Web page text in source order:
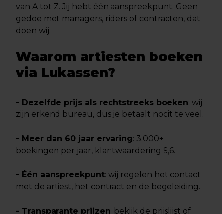
van A tot Z. Jij hebt één aanspreekpunt. Geen
gedoe met managers, riders of contracten, dat
doen wij.
Waarom artiesten boeken
via Lukassen?
- Dezelfde prijs als rechtstreeks boeken: wij
zijn erkend bureau, dus je betaalt nooit te veel.
- Meer dan 60 jaar ervaring: 3.000+
boekingen per jaar, klantwaardering 9,6.
- Één aanspreekpunt: wij regelen het contact
met de artiest, het contract en de begeleiding.
- Transparante prijzen: bekijk de prijslijst of